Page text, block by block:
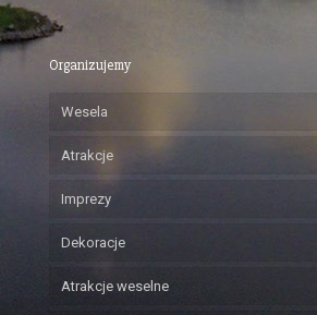
Organizujemy
Wesela
Atrakcje
Imprezy
Dekoracje
Atrakcje weselne